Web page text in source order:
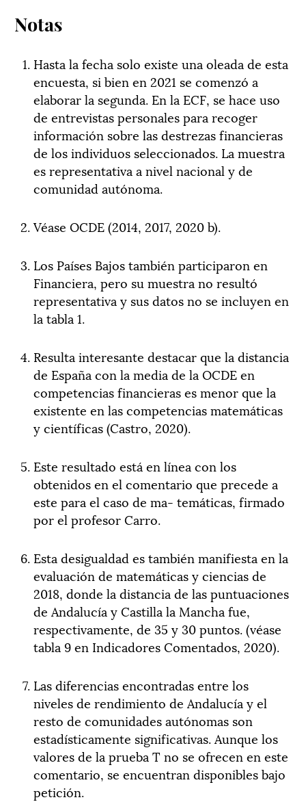
Notas
Hasta la fecha solo existe una oleada de esta
encuesta, si bien en 2021 se comenzó a
elaborar la segunda. En la ECF, se hace uso
de entrevistas personales para recoger
información sobre las destrezas financieras
de los individuos seleccionados. La muestra
es representativa a nivel nacional y de
comunidad autónoma.
Véase OCDE (2014, 2017, 2020 b).
Los Países Bajos también participaron en
Financiera, pero su muestra no resultó
representativa y sus datos no se incluyen en
la tabla 1.
Resulta interesante destacar que la distancia
de España con la media de la OCDE en
competencias financieras es menor que la
existente en las competencias matemáticas
y científicas (Castro, 2020).
Este resultado está en línea con los
obtenidos en el comentario que precede a
este para el caso de ma- temáticas, firmado
por el profesor Carro.
Esta desigualdad es también manifiesta en la
evaluación de matemáticas y ciencias de
2018, donde la distancia de las puntuaciones
de Andalucía y Castilla la Mancha fue,
respectivamente, de 35 y 30 puntos. (véase
tabla 9 en Indicadores Comentados, 2020).
Las diferencias encontradas entre los
niveles de rendimiento de Andalucía y el
resto de comunidades autónomas son
estadísticamente significativas. Aunque los
valores de la prueba T no se ofrecen en este
comentario, se encuentran disponibles bajo
petición.